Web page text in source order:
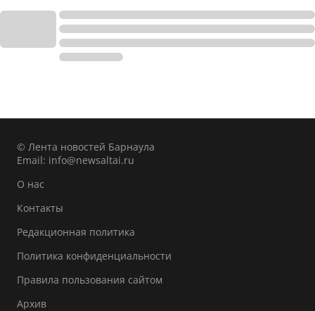
© Лента новостей Барнаула
Email: info@newsaltai.ru
О нас
Контакты
Редакционная политика
Политика конфиденциальности
Правила пользования сайтом
Архив